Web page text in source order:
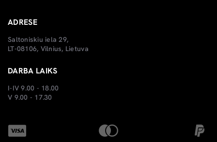
ADRESE
Saltoniskiu iela 29,
LT-08106, Vilnius, Lietuva
DARBA LAIKS
I-IV 9.00 - 18.00
V 9.00 - 17.30